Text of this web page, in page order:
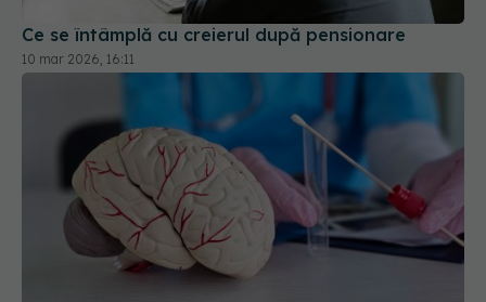
Ce se întâmplă cu creierul după pensionare
10 mar 2026, 16:11